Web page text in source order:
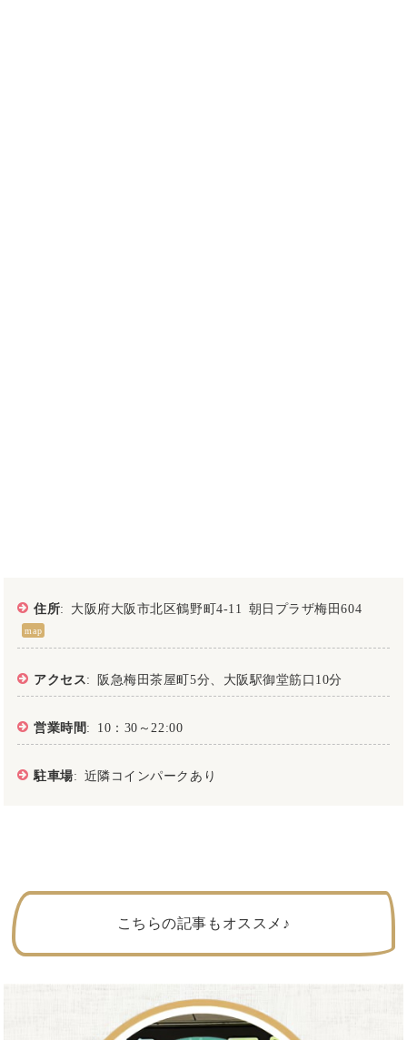
住所: 大阪府大阪市北区鶴野町4-11 朝日プラザ梅田604
map
アクセス : 阪急梅田茶屋町5分、大阪駅御堂筋口10分
営業時間 : 10：30～22:00
駐車場: 近隣コインパークあり
こちらの記事もオススメ♪